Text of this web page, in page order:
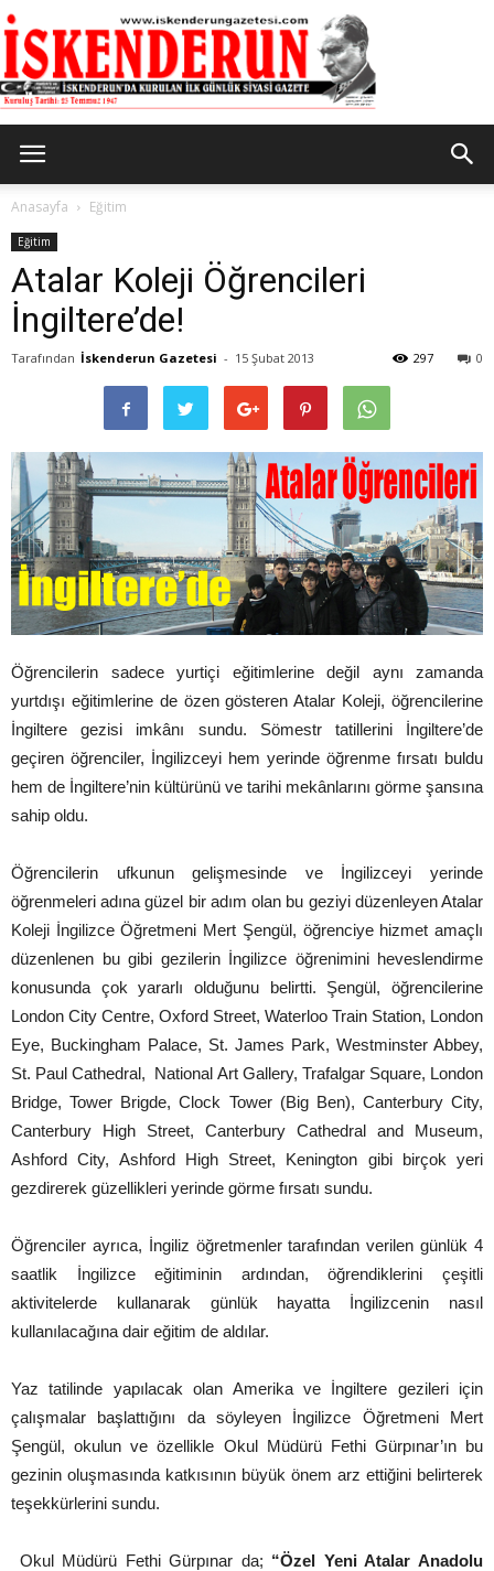
Gazetesi
Anasayfa Eğitim
Eğitim
Atalar Koleji Öğrencileri
İngiltere’de!
Tarafından İskenderun Gazetesi - 15 Şubat 2013 0
297
Öğrencilerin sadece yurtiçi eğitimlerine değil aynı zamanda
yurtdışı eğitimlerine de özen gösteren Atalar Koleji, öğrencilerine
İngiltere gezisi imkânı sundu. Sömestr tatillerini İngiltere’de
geçiren öğrenciler, İngilizceyi hem yerinde öğrenme fırsatı buldu
hem de İngiltere’nin kültürünü ve tarihi mekânlarını görme şansına
sahip oldu.
Öğrencilerin ufkunun gelişmesinde ve İngilizceyi yerinde
öğrenmeleri adına güzel bir adım olan bu geziyi düzenleyen Atalar
Koleji İngilizce Öğretmeni Mert Şengül, öğrenciye hizmet amaçlı
düzenlenen bu gibi gezilerin İngilizce öğrenimini heveslendirme
konusunda çok yararlı olduğunu belirtti. Şengül, öğrencilerine
London City Centre, Oxford Street, Waterloo Train Station, London
Eye, Buckingham Palace, St. James Park, Westminster Abbey,
St. Paul Cathedral, National Art Gallery, Trafalgar Square, London
Bridge, Tower Brigde, Clock Tower (Big Ben), Canterbury City,
Canterbury High Street, Canterbury Cathedral and Museum,
Ashford City, Ashford High Street, Kenington gibi birçok yeri
gezdirerek güzellikleri yerinde görme fırsatı sundu.
Öğrenciler ayrıca, İngiliz öğretmenler tarafından verilen günlük 4
saatlik İngilizce eğitiminin ardından, öğrendiklerini çeşitli
aktivitelerde kullanarak günlük hayatta İngilizcenin nasıl
kullanılacağına dair eğitim de aldılar.
Yaz tatilinde yapılacak olan Amerika ve İngiltere gezileri için
çalışmalar başlattığını da söyleyen İngilizce Öğretmeni Mert
Şengül, okulun ve özellikle Okul Müdürü Fethi Gürpınar’ın bu
gezinin oluşmasında katkısının büyük önem arz ettiğini belirterek
teşekkürlerini sundu.
Okul Müdürü Fethi Gürpınar da; “Özel Yeni Atalar Anadolu